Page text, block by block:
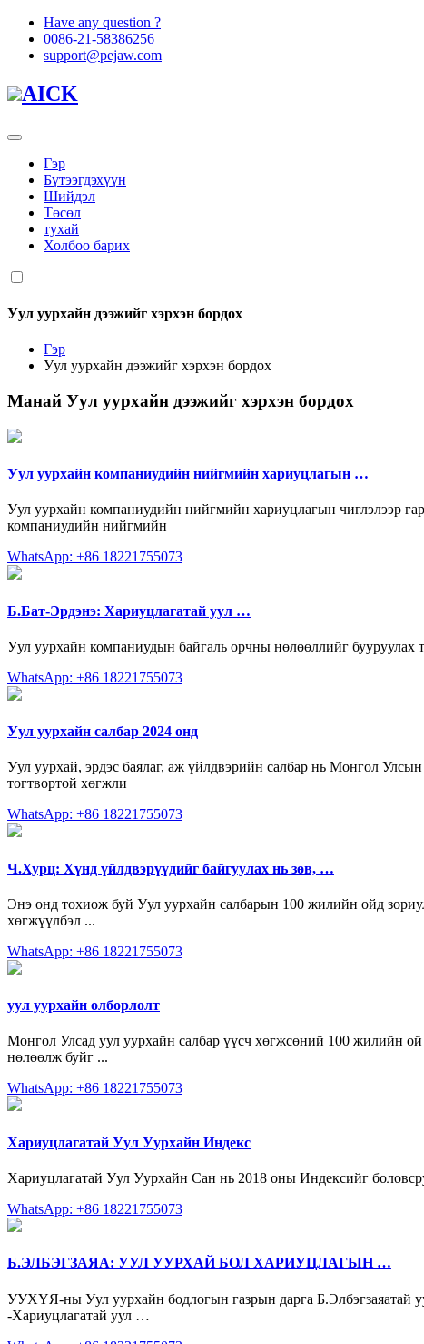
Have any question ?
0086-21-58386256
support@pejaw.com
AICK
Гэр
Бүтээгдэхүүн
Шийдэл
Төсөл
тухай
Холбоо барих
Уул уурхайн дээжийг хэрхэн бордох
Гэр
Уул уурхайн дээжийг хэрхэн бордох
Манай Уул уурхайн дээжийг хэрхэн бордох
Уул уурхайн компаниудийн нийгмийн хариуцлагын …
Уул уурхайн компаниудийн нийгмийн хариуцлагын чиглэлээр
компаниудийн нийгмийн
WhatsApp: +86 18221755073
Б.Бат-Эрдэнэ: Хариуцлагатай уул …
Уул уурхайн компаниудын байгаль орчны нөлөөллийг бууруулах
WhatsApp: +86 18221755073
Уул уурхайн салбар 2024 онд
Уул уурхай, эрдэс баялаг, аж үйлдвэрийн салбар нь Монгол
тогтвортой хөгжли
WhatsApp: +86 18221755073
Ч.Хурц: Хүнд үйлдвэрүүдийг байгуулах нь зөв, …
Энэ онд тохиож буй Уул уурхайн салбарын 100 жилийн ойд
хөгжүүлбэл ...
WhatsApp: +86 18221755073
уул уурхайн олборлолт
Монгол Улсад уул уурхайн салбар үүсч хөгжсөний 100 жилийн
нөлөөлж буйг ...
WhatsApp: +86 18221755073
Хариуцлагатай Уул Уурхайн Индекс
Хариуцлагатай Уул Уурхайн Сан нь 2018 оны Индексийг
WhatsApp: +86 18221755073
Б.ЭЛБЭГЗАЯА: УУЛ УУРХАЙ БОЛ ХАРИУЦЛАГЫН …
УУХҮЯ-ны Уул уурхайн бодлогын газрын дарга Б.Элбэгзаяатай
-Хариуцлагатай уул …